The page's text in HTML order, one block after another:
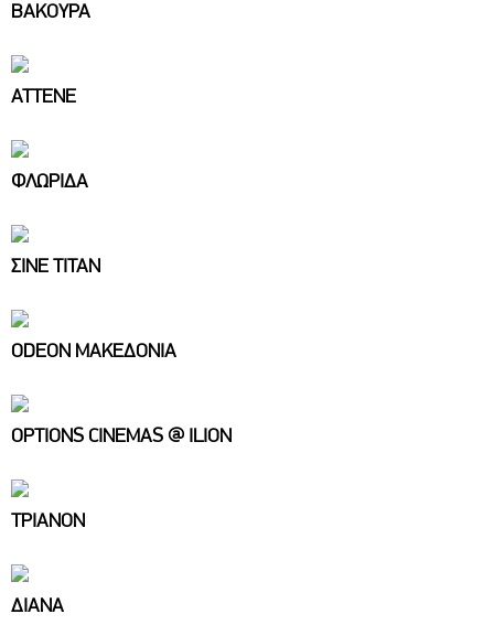
ΒΑΚΟΥΡΑ
ΑΤΤΕΝΕ
ΦΛΩΡΙΔΑ
ΣΙΝΕ ΤΙΤΑΝ
ODEON ΜΑΚΕΔΟΝΙΑ
OPTIONS CINEMAS @ ILION
ΤΡΙΑΝΟΝ
ΔΙΑΝΑ